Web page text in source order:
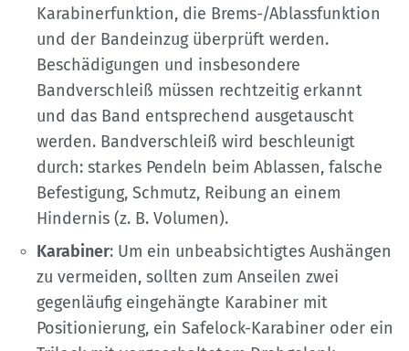
Karabinerfunktion, die Brems-/Ablassfunktion
und der Bandeinzug überprüft werden.
Beschädigungen und insbesondere
Bandverschleiß müssen rechtzeitig erkannt
und das Band entsprechend ausgetauscht
werden. Bandverschleiß wird beschleunigt
durch: starkes Pendeln beim Ablassen, falsche
Befestigung, Schmutz, Reibung an einem
Hindernis (z. B. Volumen).
Karabiner: Um ein unbeabsichtigtes Aushängen
zu vermeiden, sollten zum Anseilen zwei
gegenläufig eingehängte Karabiner mit
Positionierung, ein Safelock-Karabiner oder ein